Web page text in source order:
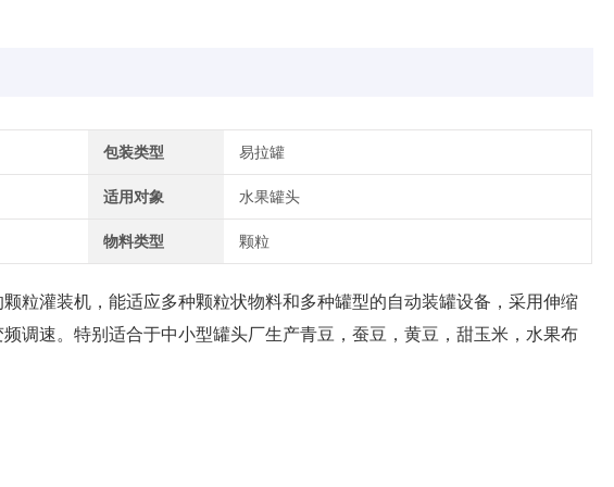
包装类型 易拉罐
适用对象 水果罐头
物料类型 颗粒
灌装机，能适应多种颗粒状物料和多种罐型的自动装罐设备，采用伸缩
调速。特别适合于中小型罐头厂生产青豆，蚕豆，黄豆，甜玉米，水果布